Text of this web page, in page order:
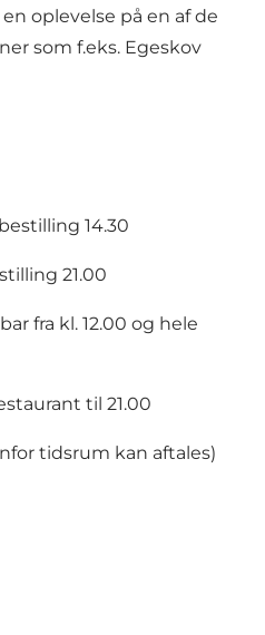
oplevelse på en af de
som f.eks. Egeskov
14.30
21.00
fra kl. 12.00 og hele
til 21.00
tidsrum kan aftales)